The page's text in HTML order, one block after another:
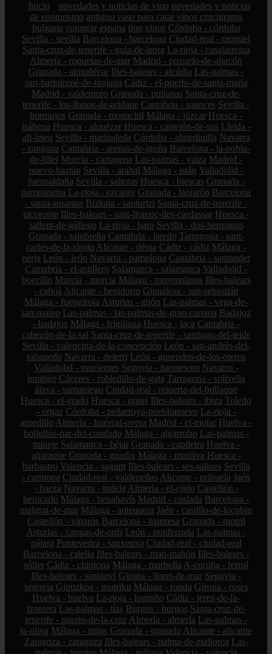
Inicio novedades y noticias de vino novedades y noticias
de enoturismo antiguo vaso para catar vinos crucigrama
bulgaria comprar espana tipo vinos Córdoba - córdoba
Sevilla - sevilla Barcelona - barcelona Ciudad-real - montiel
Santa-cruz-de-tenerife - guía-de-isora La-rioja - casalarreina
Almería - roquetas-de-mar Madrid - pozuelo-de-alarcón
Granada - almuñécar Illes-balears - alcúdia Las-palmas -
san-bartolomé-de-tirajana Cádiz - el-puerto-de-santa-maría
Madrid - valdemoro Granada - pulianas Santa-cruz-de-
tenerife - los-llanos-de-aridane Cantabria - suances Sevilla -
bormujos Granada - monachil Málaga - júzcar Huesca -
isábena Huesca - alquézar Huesca - castejón-de-sos Lleida -
alt-àneu Sevilla - marinaleda Córdoba - almedinilla Navarra
- zangoza Cantabria - arenas-de-iguña Barcelona - la-pobla-
de-lillet Murcia - cartagena Las-palmas - yaiza Madrid -
nuevo-baztán Sevilla - arahal Málaga - istán Valladolid -
fuensaldaña Sevilla - salteras Huesca - biescas Granada -
pampaneira La-rioja - ezcaray Granada - lanjarón Barcelona
- santa-susanna Bizkaia - santurtzi Santa-cruz-de-tenerife -
tacoronte Illes-balears - sant-llorenç-des-cardassar Huesca -
sallent-de-gállego La-rioja - haro Sevilla - dos-hermanas
Granada - salobreña Cantabria - laredo Tarragona - sant-
carles-de-la-ràpita Alicante - dénia Cádiz - cádiz Málaga -
nerja León - león Navarra - pamplona Cantabria - santander
Cantabria - el-astillero Salamanca - salamanca Valladolid -
boecillo Murcia - murcia Málaga - torremolinos Illes-balears
- calvià Alicante - benidorm Gipuzkoa - san-sebastián
Málaga - fuengirola Asturias - gijón Las-palmas - vega-de-
san-mateo Las-palmas - las-palmas-de-gran-canaria Badajoz
- badajoz Málaga - frigiliana Huesca - jaca Cantabria -
cabezón-de-la-sal Santa-cruz-de-tenerife - santiago-del-teide
Sevilla - valencina-de-la-concepción León - san-andrés-del-
rabanedo Navarra - deierri León - gusendos-de-los-oteros
Valladolid - mucientes Segovia - fuentesoto Navarra -
lumbier Cáceres - robledillo-de-gata Tarragona - solivella
álava - samaniego Ciudad-real - retuerta-del-bullaque
Huesca - el-grado Huesca - graus Illes-balears - ibiza Toledo
- orgaz Córdoba - peñarroya-pueblonuevo La-rioja -
arnedillo Almería - huércal-overa Madrid - el-molar Huelva -
bollullos-par-del-condado Málaga - algarrobo Las-palmas -
tuineje Salamanca - béjar Granada - capileira Huelva -
aljaraque Granada - guadix Málaga - manilva Huesca -
barbastro Valencia - sagunt Illes-balears - ses-salines Sevilla
- carmona Ciudad-real - valdepeñas Alicante - orihuela Jaén
- baeza Navarra - tudela Almería - el-ejido Castellón -
benicarló Málaga - benahavís Madrid - coslada Barcelona -
malgrat-de-mar Málaga - antequera Jaén - castillo-de-locubín
Castellón - vinaròs Barcelona - manresa Granada - motril
Asturias - cangas-de-onís León - ponferrada Las-palmas -
pájara Pontevedra - sanxenxo Ciudad-real - ciudad-real
Barcelona - calella Illes-balears - maó-mahón Illes-balears -
sóller Cádiz - chipiona Málaga - marbella A-coruña - ferrol
Illes-balears - santanyí Girona - lloret-de-mar Segovia -
segovia Gipuzkoa - mutriku Málaga - ronda Girona - roses
Huelva - huelva La-rioja - logroño Cádiz - jerez-de-la-
frontera Las-palmas - tías Burgos - burgos Santa-cruz-de-
tenerife - puerto-de-la-cruz Almería - almería Las-palmas -
la-oliva Málaga - mijas Granada - granada Alicante - alicante
Zaragoza - zaragoza Illes-balears - palma-de-mallorca Las-